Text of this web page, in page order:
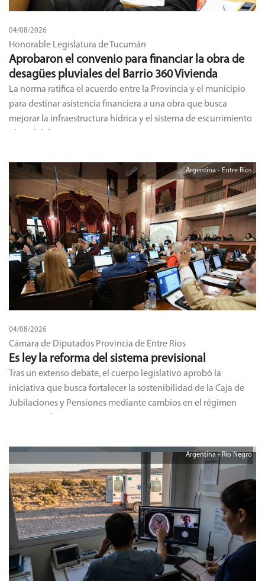
04/08/2026
Honorable Legislatura de Tucumán
Aprobaron el convenio para financiar la obra de
desagües pluviales del Barrio 360 Vivienda
La norma ratifica el acuerdo entre la Provincia y el municipio
para destinar asistencia financiera a una obra que busca
mejorar la infraestructura hídrica y el sistema de escurrimiento
04/08/2026
Cámara de Diputados Provincia de Entre Rios
Argentina - Entre Ríos
Es ley la reforma del sistema previsional
Tras un extenso debate, el cuerpo legislativo aprobó la
iniciativa que busca fortalecer la sostenibilidad de la Caja de
Jubilaciones y Pensiones mediante cambios en el régimen
Argentina - Río Negro